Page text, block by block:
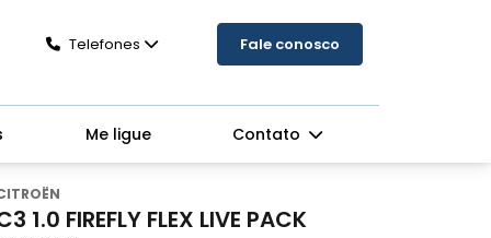
Telefones Fale conosco
Me ligue Contato
1.0 FIREFLY FLEX LIVE PACK